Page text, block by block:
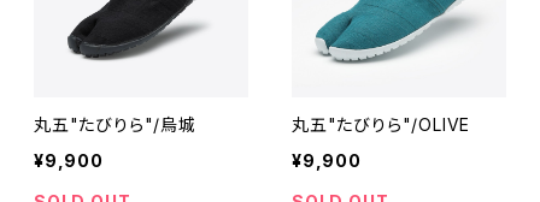
丸五"たびりら"/烏城
¥9,900
丸五"たびりら"/OLIVE
¥9,900